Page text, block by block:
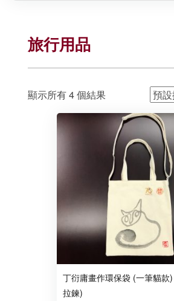
旅行用品
顯示所有 4 個結果
丁衍庸畫作環保袋 (一筆貓款
拉鍊)